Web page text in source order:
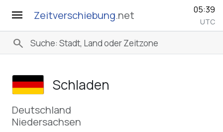
menu Zeitverschiebung.net 05:39
UTC
search
Schladen
Deutschland
Niedersachsen